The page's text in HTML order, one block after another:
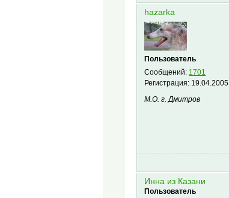
hazarka
Пользователь
Сообщений: 1701
Регистрация: 19.04.2005
М.О. г. Дмитров
Инна из Казани
Пользователь